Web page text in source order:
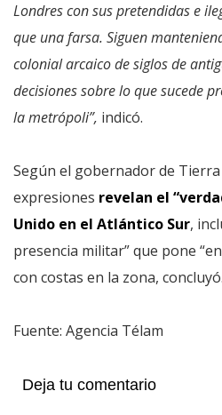
Londres con sus pretendidas e
que una farsa. Siguen
colonial arcaico de siglos de
decisiones sobre lo que sucede
la metrópoli”, indicó.
Según el gobernador de Tierra
expresiones revelan el
Unido en el Atlántico Sur,
presencia militar” que pone
con costas en la zona, concluyó.
Fuente: Agencia Télam
Deja tu comentario